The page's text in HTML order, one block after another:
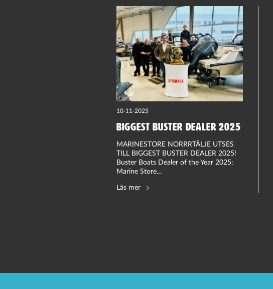
10-11-2025
Biggest Buster dealer 2025
MARINESTORE NORRRTÄLJE UTSES
TILL BIGGEST BUSTER DEALER 2025!
Buster Boats Dealer of the Year 2025:
Marine Store…
Läs mer